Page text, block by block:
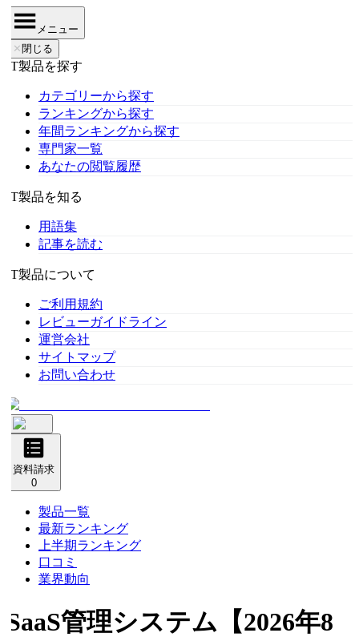
メニュー
閉じる
製品を探す
カテゴリーから探す
ランキングから探す
年間ランキングから探す
専門家一覧
あなたの閲覧履歴
製品を知る
用語集
記事を読む
製品について
ご利用規約
レビューガイドライン
運営会社
サイトマップ
お問い合わせ
資料請求
製品一覧
最新ランキング
上半期ランキング
口コミ
業界動向
管理システム【2026年8